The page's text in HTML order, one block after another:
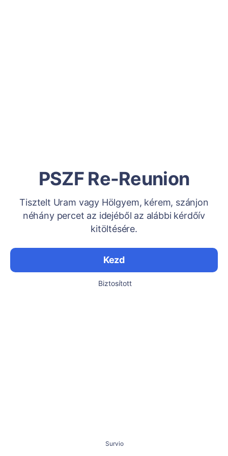
PSZF Re-Reunion
Tisztelt Uram vagy Hölgyem, kérem, szánjon
néhány percet az idejéből az alábbi kérdőív
kitöltésére.
Kezd
Biztosított
Survio